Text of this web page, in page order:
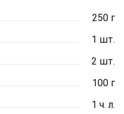
250 г
1 шт.
2 шт.
100 г
1 ч. л.